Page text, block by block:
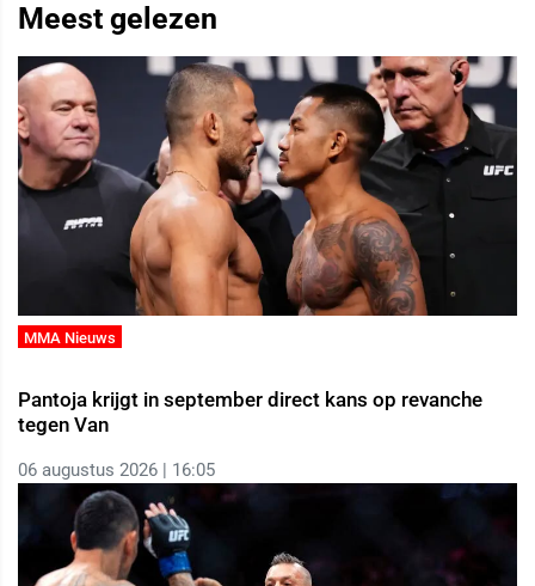
Meest gelezen
MMA Nieuws
Pantoja krijgt in september direct kans op revanche
tegen Van
06 augustus 2026 | 16:05